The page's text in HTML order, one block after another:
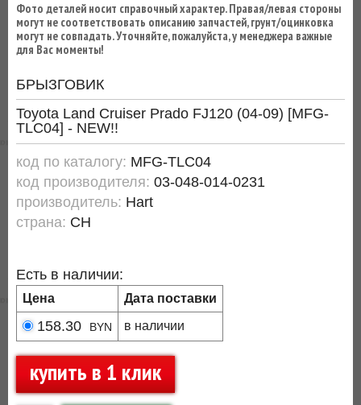
Фото деталей носит справочный характер. Правая/левая стороны
могут не соответствовать описанию запчастей, грунт/оцинковка
могут не совпадать. Уточняйте, пожалуйста, у менеджера важные
для Вас моменты!
БРЫЗГОВИК
Toyota Land Cruiser Prado FJ120 (04-09) [MFG-
TLC04] - NEW!!
код по каталогу: MFG-TLC04
код производителя: 03-048-014-0231
производитель: Hart
страна: CH
Есть в наличии:
Цена Дата поставки
158.30 BYN в наличии
купить в 1 клик